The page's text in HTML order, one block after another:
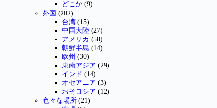
どこか (9)
外国 (202)
台湾 (15)
中国大陸 (27)
アメリカ (58)
朝鮮半島 (14)
欧州 (30)
東南アジア (29)
インド (14)
オセアニア (3)
おそロシア (12)
色々な場所 (21)